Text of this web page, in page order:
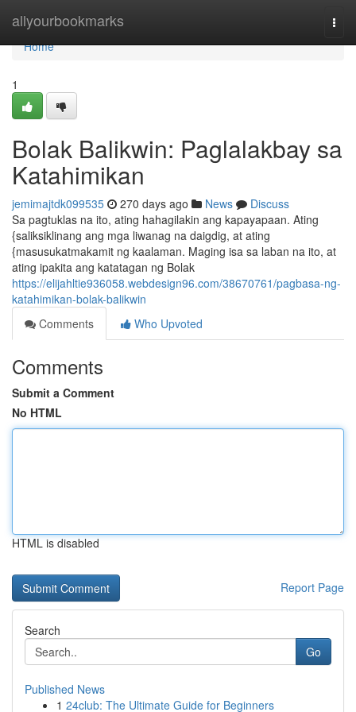
allyourbookmarks
Home
Home
1
Bolak Balikwin: Paglalakbay sa
Katahimikan
jemimajtdk099535 270 days ago News
Discuss
Sa pagtuklas na ito, ating hahagilakin ang kapayapaan. Ating
{saliksiklinang ang mga liwanag na daigdig, at ating
{masusukatmakamit ng kaalaman. Maging isa sa laban na ito, at
ating ipakita ang katatagan ng Bolak
https://elijahltie936058.webdesign96.com/38670761/pagbasa-ng-
katahimikan-bolak-balikwin
Comments
Who Upvoted
Comments
Submit a Comment
No HTML
HTML is disabled
Report Page
Search
Go
Published News
1 24club: The Ultimate Guide for Beginners